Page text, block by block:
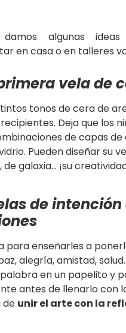
algunas
en casa o en talleres
vela de
tonos de cera de
Deja que los
de capas de
Pueden diseñar su
galaxia… ¡su
de intención
para enseñarles a
alegría, amistad,
en un papelito y
antes de llenarlo con
de unir el arte con la